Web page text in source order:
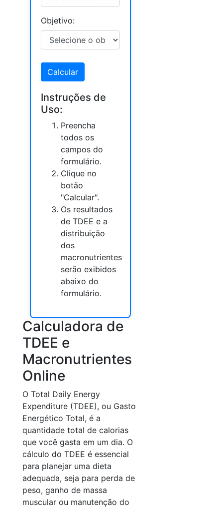
Objetivo:
Calcular
Instruções de
Uso:
Preencha
todos os
campos do
formulário.
Clique no
botão
"Calcular".
Os resultados
de TDEE e a
distribuição
dos
macronutrientes
serão exibidos
abaixo do
formulário.
Calculadora de
TDEE e
Macronutrientes
Online
O Total Daily Energy
Expenditure (TDEE), ou Gasto
Energético Total, é a
quantidade total de calorias
que você gasta em um dia. O
cálculo do TDEE é essencial
para planejar uma dieta
adequada, seja para perda de
peso, ganho de massa
muscular ou manutenção do